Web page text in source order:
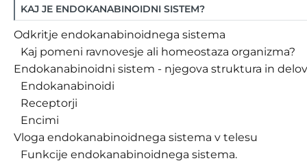
KAJ JE ENDOKANABINOIDNI SISTEM?
Odkritje endokanabinoidnega sistema
Kaj pomeni ravnovesje ali homeostaza organizma?
Endokanabinoidni sistem - njegova struktura in
Endokanabinoidi
Receptorji
Encimi
Vloga endokanabinoidnega sistema v telesu
Funkcije endokanabinoidnega sistema.